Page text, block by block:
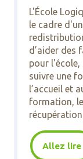
L'École
le cadre
d’aider des
pour l'école,
suivre une
l’accueil et
formation,
Allez lire